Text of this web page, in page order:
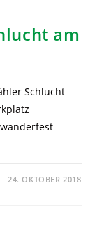
am
Schlucht
24. OKTOBER 2018